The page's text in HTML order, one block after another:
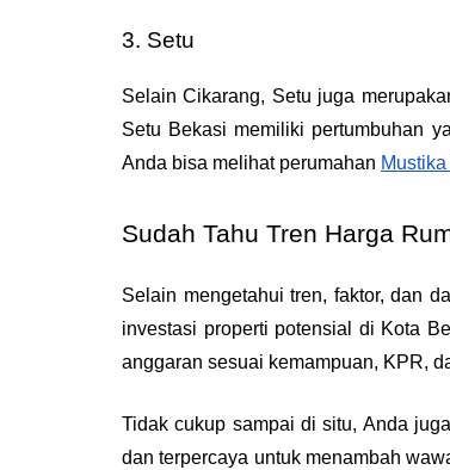
3. Setu
Selain Cikarang, Setu juga
Setu Bekasi memiliki pertumbuhan
Anda bisa melihat perumahan
Sudah Tahu Tren Harga
Selain mengetahui tren, faktor, dan
investasi properti potensial di Kota
anggaran sesuai kemampuan, KPR,
Tidak cukup sampai di situ, Anda
dan terpercaya untuk menambah